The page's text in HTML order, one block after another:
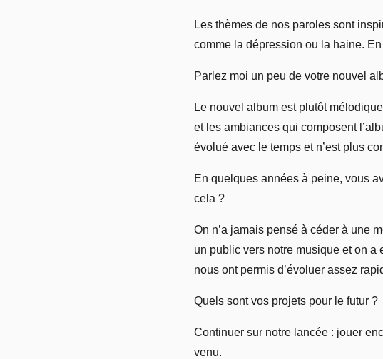
Les thèmes de nos paroles sont
comme la dépression ou la haine.
Parlez moi un peu de votre nouvel
Le nouvel album est plutôt
et les ambiances qui composent
évolué avec le temps et n’est plus
En quelques années à peine, vous
cela ?
On n’a jamais pensé à céder à une
un public vers notre musique et on
nous ont permis d’évoluer assez
Quels sont vos projets pour le futur ?
Continuer sur notre lancée : jouer
venu.